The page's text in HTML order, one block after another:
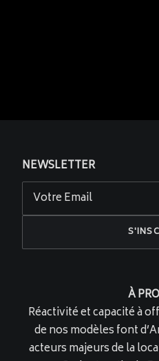
NEWSLETTER
À
Réactivité et capacité à
de nos modèles font
acteurs majeurs de la